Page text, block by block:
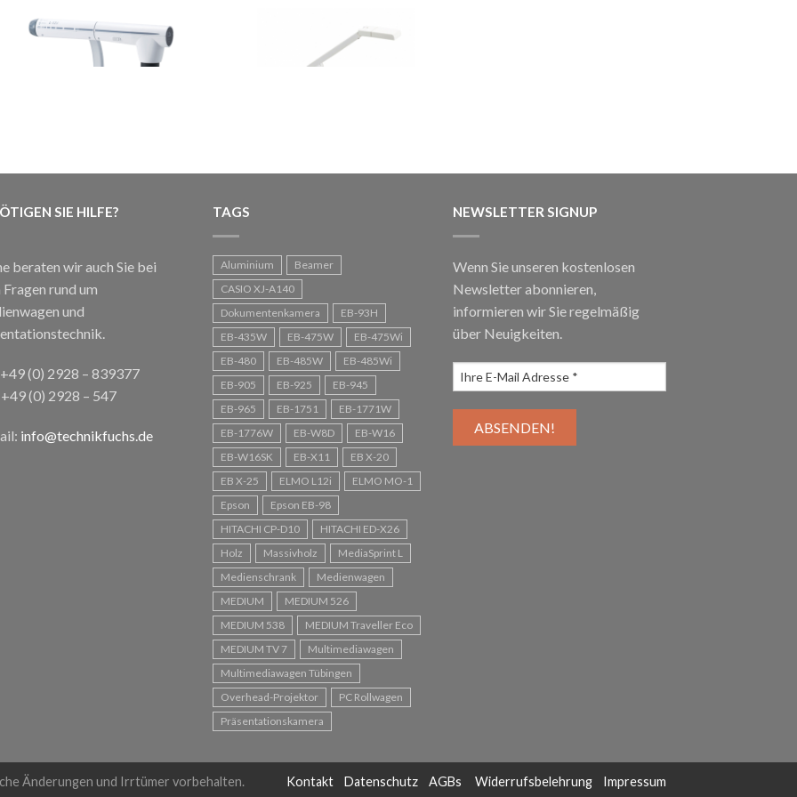
€ 759,00 inkl. MwSt.
ELMO MO-1
€499,00 inkl. MwSt.
SIE HILFE?
beraten wir auch Sie bei
Fragen rund um
und
(0) 2928 – 839377
(0) 2928 – 547
info@technikfuchs.de
TAGS
Aluminium
Beamer
CASIO XJ-A140
Dokumentenkamera
EB-93H
EB-435W
EB-475W
EB-475Wi
EB-480
EB-485W
EB-485Wi
EB-905
EB-925
EB-945
EB-965
EB-1751
EB-1771W
EB-1776W
EB-W8D
EB-W16
EB-W16SK
EB-X11
EB X-20
EB X-25
ELMO L12i
ELMO MO-1
Epson
Epson EB-98
HITACHI CP-D10
HITACHI ED-X26
Holz
Massivholz
MediaSprint L
Medienschrank
Medienwagen
MEDIUM
MEDIUM 526
MEDIUM 538
MEDIUM Traveller Eco
MEDIUM TV 7
Multimediawagen
Multimediawagen Tübingen
Overhead-Projektor
PC Rollwagen
Präsentationskamera
NEWSLETTER SIGNUP
Wenn Sie unseren kostenlosen
Newsletter abonnieren,
informieren wir Sie regelmäßig
über Neuigkeiten.
Änderungen und Irrtümer vorbehalten. Kontakt Datenschutz AGBs Widerrufsbelehrung Impressum